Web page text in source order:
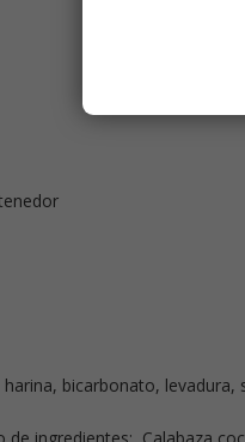
bicarbonato,
ingredientes: Calabaza